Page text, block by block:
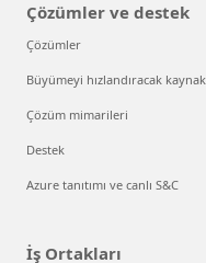
Çözümler ve destek
Çözümler
Büyümeyi hızlandıracak
Çözüm mimarileri
Destek
Azure tanıtımı ve canlı S&C
İş Ortakları